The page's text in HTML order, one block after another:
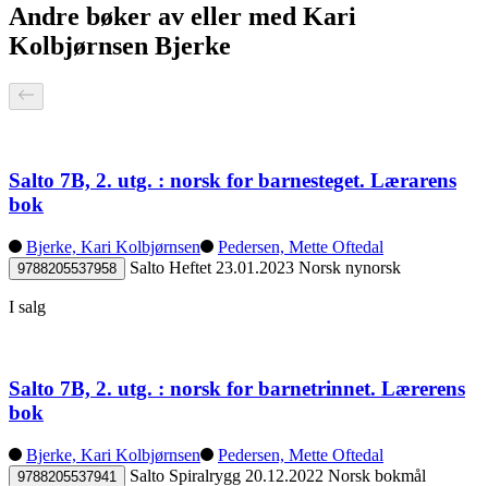
Andre bøker av eller med Kari
Kolbjørnsen Bjerke
Salto 7B, 2. utg. : norsk for barnesteget. Lærarens
bok
Bjerke, Kari Kolbjørnsen Pedersen, Mette Oftedal
9788205537958 Salto Heftet 23.01.2023 Norsk nynorsk
I salg
Salto 7B, 2. utg. : norsk for barnetrinnet. Lærerens
bok
Bjerke, Kari Kolbjørnsen Pedersen, Mette Oftedal
9788205537941 Salto Spiralrygg 20.12.2022 Norsk bokmål